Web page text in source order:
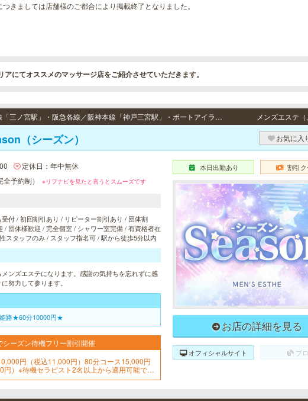
きましては店舗様のご都合により掲載終了となりました。
にてオススメのマッサージ店をご紹介させていただきます。
三宮・姫路 / JR東海道本線「三ノ宮駅」・阪急各線／阪神本線「神戸三宮駅」・ポートアイランド線「三宮駅」・地下鉄各線「三宮駅」より徒歩5分・JR各線「姫路駅」より徒歩10分 メンズエステ（
（シーズン） お気に入
定休日：年中無休
全予約制） ※リフナビを見たと言うとスムーズです
付 / 初回割引あり / リピーター割引あり / 団体割
/ 団体様歓迎 / 完全個室 / シャワー室完備 / 有資格者在
スタッフのみ / スタッフ指名可 / 駅から徒歩5分以内
ンズエステになります。感謝の気持ちを忘れずに感
努力して参ります。
路★60分10000円★
シーズン待機フリー割引開催
円（税込11,000円）80分コース15,000円
）※待機セラピスト2名以上から適用可能で
リーのご案内はございません。※お電話頂いて
本日出勤あり 割引
お店の詳細を見る
オフィシャルサイト ブ